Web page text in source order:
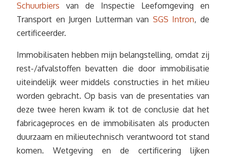
Schuurbiers van de Inspectie Leefomgeving en
Transport en Jurgen Lutterman van SGS Intron, de
certificeerder.
Immobilisaten hebben mijn belangstelling, omdat zij
rest-/afvalstoffen bevatten die door immobilisatie
uiteindelijk weer middels constructies in het milieu
worden gebracht. Op basis van de presentaties van
deze twee heren kwam ik tot de conclusie dat het
fabricageproces en de immobilisaten als producten
duurzaam en milieutechnisch verantwoord tot stand
komen. Wetgeving en de certificering lijken